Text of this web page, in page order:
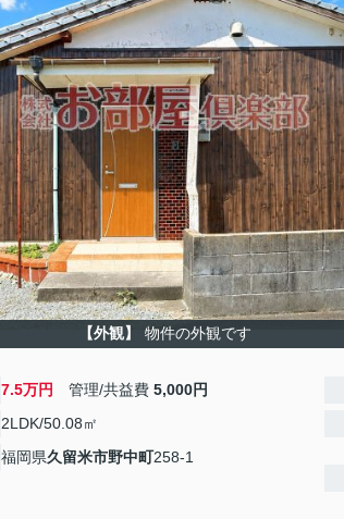
【外観】 物件の外観です
7.5万円 管理/共益費 5,000円
2LDK/50.08㎡
福岡県久留米市野中町258-1